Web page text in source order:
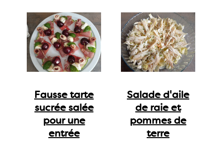
Fausse tarte
sucrée salée
pour une
entrée
Salade d'aile
de raie et
pommes de
terre